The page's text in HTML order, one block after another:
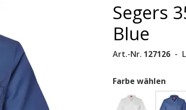
Segers
Blue
Art.-Nr. 127126
Farbe wählen